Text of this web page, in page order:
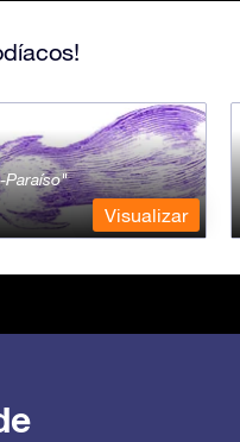
Paraíso
Visualizar